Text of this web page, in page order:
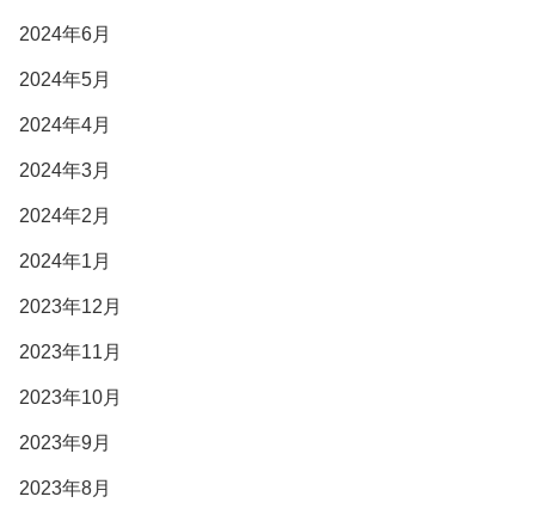
2024年6月
2024年5月
2024年4月
2024年3月
2024年2月
2024年1月
2023年12月
2023年11月
2023年10月
2023年9月
2023年8月